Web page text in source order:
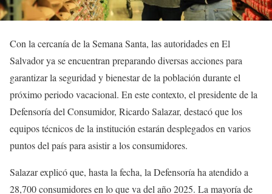
Con la cercanía de la Semana Santa, las autoridades en El
Salvador ya se encuentran preparando diversas acciones para
garantizar la seguridad y bienestar de la población durante el
próximo periodo vacacional. En este contexto, el presidente de la
Defensoría del Consumidor, Ricardo Salazar, destacó que los
equipos técnicos de la institución estarán desplegados en varios
puntos del país para asistir a los consumidores.
Salazar explicó que, hasta la fecha, la Defensoría ha atendido a
28,700 consumidores en lo que va del año 2025. La mayoría de